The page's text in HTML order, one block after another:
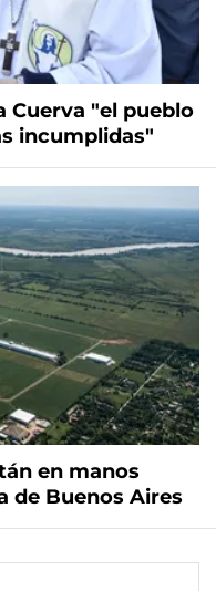
Cuerva "el pueblo
incumplidas"
en manos
de Buenos Aires